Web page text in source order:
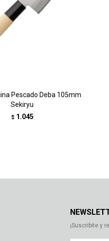
Pescado Deba 105mm
Sekiryu
$ 1.045
¡Suscribite y